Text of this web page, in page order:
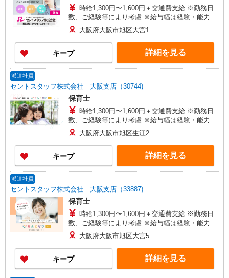
時給1,300円〜1,600円＋交通費支給 ※勤務日
数、ご経験等により考慮 ※給与幅は経験・能力に
よる 大阪府大阪市旭区大宮1
キープ 詳細を見る
派遣社員
セントスタッフ株式会社 大阪支店（30744)
保育士
時給1,300円〜1,600円＋交通費支給 ※勤務日
数、ご経験等により考慮 ※給与幅は経験・能力に
よる 大阪府大阪市旭区生江2
キープ 詳細を見る
派遣社員
セントスタッフ株式会社 大阪支店（33887)
保育士
時給1,300円〜1,600円＋交通費支給 ※勤務日
数、ご経験等により考慮 ※給与幅は経験・能力に
よる 大阪府大阪市旭区大宮5
キープ 詳細を見る